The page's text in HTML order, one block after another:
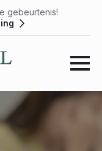
gebeurtenis!